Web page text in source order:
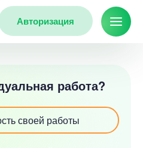
Авторизация
работа?
своей работы